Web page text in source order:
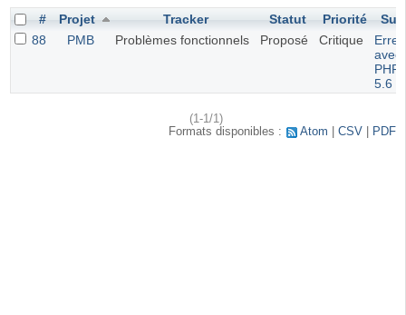
# Projet Tracker Statut Priorité
88
PMB Problèmes fonctionnels Proposé Critique
avec
PHP
5.6
(1-1/1)
Formats disponibles :
Atom CSV PDF